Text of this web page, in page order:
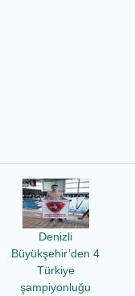
Denizli
Büyükşehir’den 4
Türkiye
şampiyonluğu